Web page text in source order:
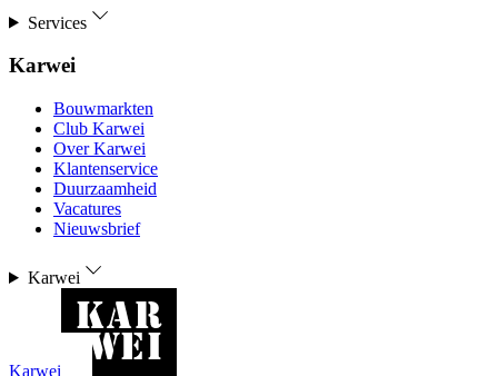
Services
Karwei
Bouwmarkten
Club Karwei
Over Karwei
Klantenservice
Duurzaamheid
Vacatures
Nieuwsbrief
Karwei
Karwei